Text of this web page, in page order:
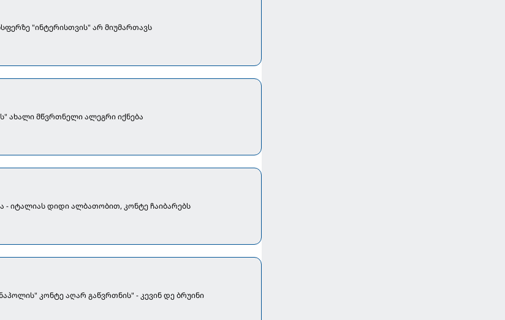
"ინტერისთვის" არ მიუმართავს
ახალი მწვრთნელი ალეგრი იქნება
- იტალიას დიდი ალბათობით, კონტე ჩაიბარებს
კონტე აღარ გაწვრთნის" - კევინ დე ბრუინი